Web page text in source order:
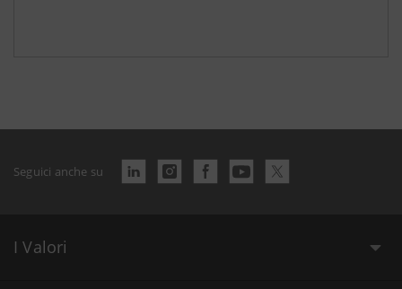
Seguici anche su
I Valori